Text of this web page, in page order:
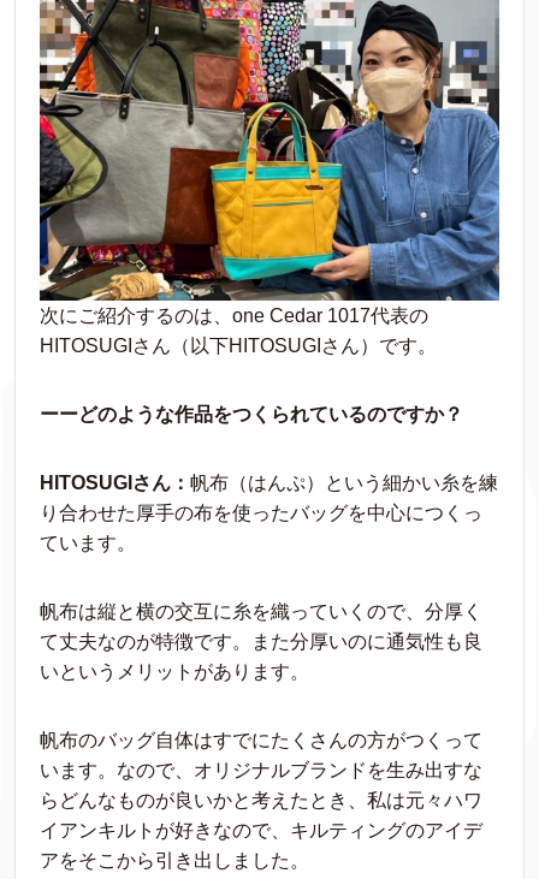
次にご紹介するのは、one Cedar 1017代表の
HITOSUGIさん（以下HITOSUGIさん）です。
ーーどのような作品をつくられているのですか？
HITOSUGIさん： 帆布（はんぷ）という細かい糸を練
り合わせた厚手の布を使ったバッグを中心につくっ
ています。
帆布は縦と横の交互に糸を織っていくので、分厚く
て丈夫なのが特徴です。また分厚いのに通気性も良
いというメリットがあります。
帆布のバッグ自体はすでにたくさんの方がつくって
います。なので、オリジナルブランドを生み出すな
らどんなものが良いかと考えたとき、私は元々ハワ
イアンキルトが好きなので、キルティングのアイデ
アをそこから引き出しました。